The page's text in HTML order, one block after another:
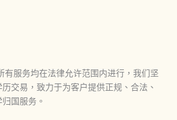
有服务均在法律允许范围内进行，我们坚
交易，致力于为客户提供正规、合法、
国服务。